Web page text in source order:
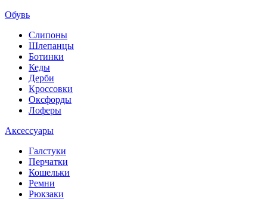
Обувь
Слипоны
Шлепанцы
Ботинки
Кеды
Дерби
Кроссовки
Оксфорды
Лоферы
Аксессуары
Галстуки
Перчатки
Кошельки
Ремни
Рюкзаки